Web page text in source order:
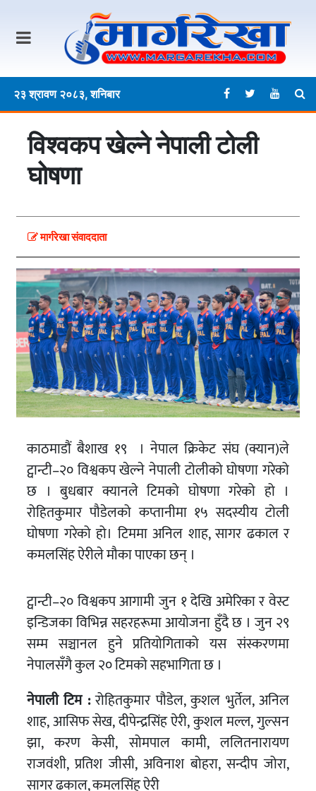
२३ श्रावण २०८३, शनिबार
विश्वकप खेल्ने नेपाली टोली
घोषणा
मार्गरेखा संवाददाता
काठमाडौं बैशाख १९ । नेपाल क्रिकेट संघ (क्यान)ले
ट्वान्टी–२० विश्वकप खेल्ने नेपाली टोलीको घोषणा गरेको
छ । बुधबार क्यानले टिमको घोषणा गरेको हो ।
रोहितकुमार पौडेलको कप्तानीमा १५ सदस्यीय टोली
घोषणा गरेको हो। टिममा अनिल शाह, सागर ढकाल र
कमलसिंह ऐरीले मौका पाएका छन् ।
ट्वान्टी–२० विश्वकप आगामी जुन १ देखि अमेरिका र वेस्ट
इन्डिजका विभिन्न सहरहरूमा आयोजना हुँदै छ । जुन २९
सम्म सञ्चानल हुने प्रतियोगिताको यस संस्करणमा
नेपालसँगै कुल २० टिमको सहभागिता छ ।
नेपाली टिम :रोहितकुमार पौडेल, कुशल भुर्तेल, अनिल
शाह, आसिफ सेख, दीपेन्द्रसिंह ऐरी, कुशल मल्ल, गुल्सन
झा, करण केसी, सोमपाल कामी, ललितनारायण
राजवंशी, प्रतिश जीसी, अविनाश बोहरा, सन्दीप जोरा,
सागर ढकाल, कमलसिंह ऐरी